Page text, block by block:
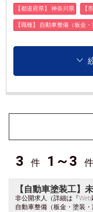
【都道府県】 神奈川県 【
【職種】 自動車整備（板金・
3 件 1～3
【自動車塗装工】
非公開求人（詳細は『
自動車整備（板金・塗装